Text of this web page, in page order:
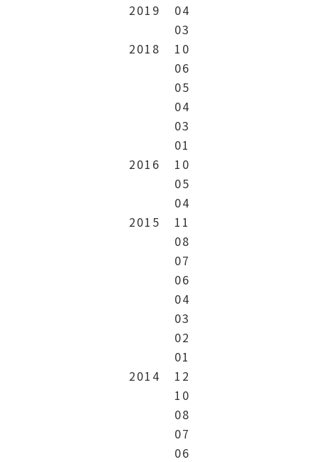
2019
04
03
2018
10
06
05
04
03
01
2016
10
05
04
2015
11
08
07
06
04
03
02
01
2014
12
10
08
07
06